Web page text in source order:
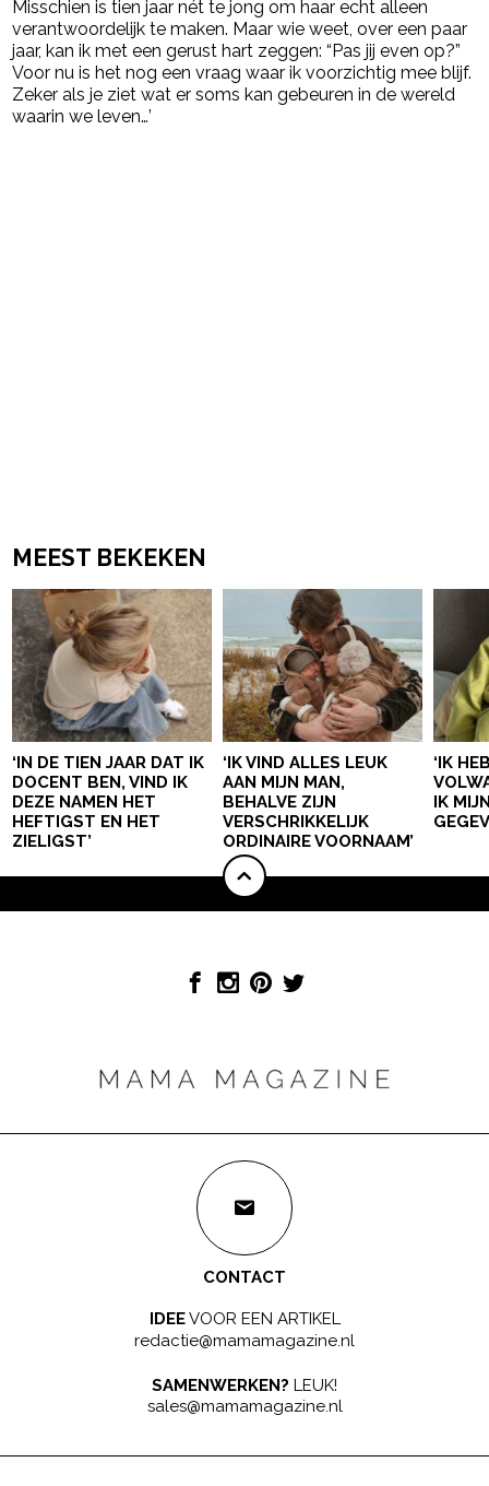
Misschien is tien jaar nét te jong om haar echt alleen
verantwoordelijk te maken. Maar wie weet, over een paar
jaar, kan ik met een gerust hart zeggen: “Pas jij even op?”
Voor nu is het nog een vraag waar ik voorzichtig mee blijf.
Zeker als je ziet wat er soms kan gebeuren in de wereld
waarin we leven…’
MEEST BEKEKEN
‘IN DE TIEN JAAR DAT IK
DOCENT BEN, VIND IK
DEZE NAMEN HET
HEFTIGST EN HET
ZIELIGST’
‘IK VIND ALLES LEUK
AAN MIJN MAN,
BEHALVE ZIJN
VERSCHRIKKELIJK
ORDINAIRE VOORNAAM’
‘IK
IK
CONTACT
IDEEVOOR EEN ARTIKEL
redactie@mamamagazine.nl
SAMENWERKEN? LEUK!
sales@mamamagazine.nl